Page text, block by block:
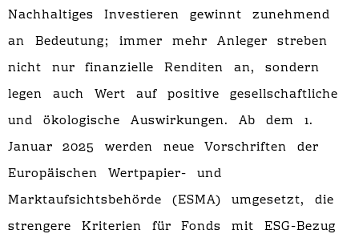
Nachhaltiges Investieren gewinnt zunehmend
an Bedeutung; immer mehr Anleger streben
nicht nur finanzielle Renditen an, sondern
legen auch Wert auf positive gesellschaftliche
und ökologische Auswirkungen. Ab dem 1.
Januar 2025 werden neue Vorschriften der
Europäischen Wertpapier- und
Marktaufsichtsbehörde (ESMA) umgesetzt, die
strengere Kriterien für Fonds mit ESG-Bezug